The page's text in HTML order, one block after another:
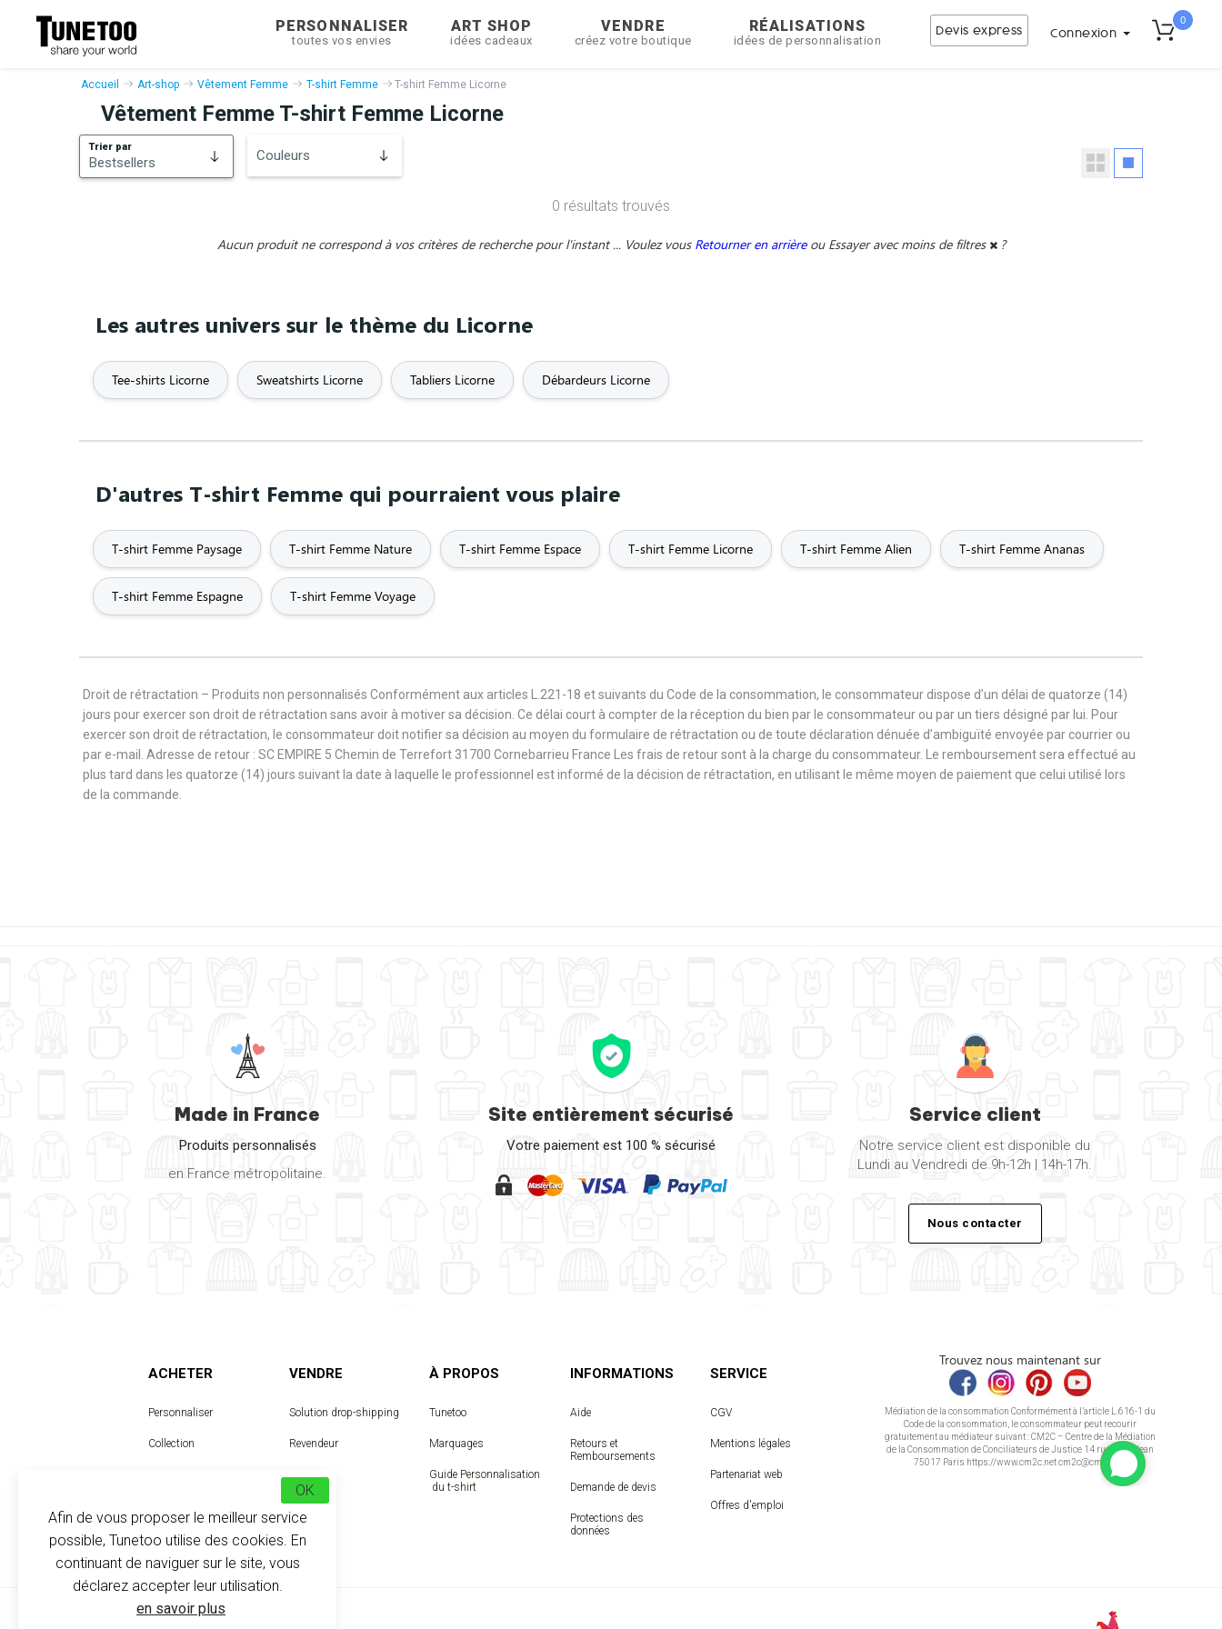
PERSONNALISER
toutes vos envies
ART SHOP
idées cadeaux
VENDRE
créez votre boutique
RÉALISATIONS
idées de personnalisation
Devis express Connexion
0
Accueil Art-shop Vêtement Femme T-shirt Femme T-shirt Femme Licorne
Vêtement Femme T-shirt Femme Licorne
Trier par
Bestsellers Couleurs
0 résultats trouvés
Aucun produit ne correspond à vos critères de recherche pour l'instant ... Voulez vous Retourner en arrière ou Essayer avec moins de filtres ?
Les autres univers sur le thème du Licorne
Tee-shirts Licorne Sweatshirts Licorne Tabliers Licorne Débardeurs Licorne
D'autres T-shirt Femme qui pourraient vous plaire
T-shirt Femme Paysage T-shirt Femme Nature T-shirt Femme Espace T-shirt Femme Licorne T-shirt Femme Alien T-shirt Femme Ananas
T-shirt Femme Espagne T-shirt Femme Voyage
Droit de rétractation – Produits non personnalisés Conformément aux articles L.221-18 et suivants du Code de la consommation, le consommateur dispose d’un délai de quatorze (14)
jours pour exercer son droit de rétractation sans avoir à motiver sa décision. Ce délai court à compter de la réception du bien par le consommateur ou par un tiers désigné par lui. Pour
exercer son droit de rétractation, le consommateur doit notifier sa décision au moyen du formulaire de rétractation ou de toute déclaration dénuée d’ambiguïté envoyée par courrier ou
par e-mail. Adresse de retour : SC EMPIRE 5 Chemin de Terrefort 31700 Cornebarrieu France Les frais de retour sont à la charge du consommateur. Le remboursement sera effectué au
plus tard dans les quatorze (14) jours suivant la date à laquelle le professionnel est informé de la décision de rétractation, en utilisant le même moyen de paiement que celui utilisé lors
de la commande.
Made in France
Produits personnalisés
en France métropolitaine.
Site entièrement sécurisé
Votre paiement est 100 % sécurisé
Service client
Notre service client est disponible du
Lundi au Vendredi de 9h-12h | 14h-17h.
Nous contacter
ACHETER
Personnaliser
Collection
VENDRE
Solution drop-shipping
Revendeur
Designer
À PROPOS
Tunetoo
Marquages
Guide Personnalisation
du t-shirt
INFORMATIONS
Aide
Retours et
Remboursements
Demande de devis
Protections des
données
SERVICE
CGV
Mentions légales
Partenariat web
Offres d'emploi
Trouvez nous maintenant sur
Médiation de la consommation Conformément à l’article L.616-1 du
Code de la consommation, le consommateur peut recourir
gratuitement au médiateur suivant : CM2C – Centre de la Médiation
de la Consommation de Conciliateurs de Justice 14 rue Saint Jean
75017 Paris https://www.cm2c.net cm2c@cm2c.net
Afin de vous proposer le meilleur service
possible, Tunetoo utilise des cookies. En
continuant de naviguer sur le site, vous
déclarez accepter leur utilisation.
en savoir plus
OK